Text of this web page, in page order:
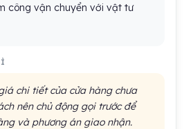
công vận chuyển với vật tư
chi tiết của cửa hàng chưa
nên chủ động gọi trước để
và phương án giao nhận.